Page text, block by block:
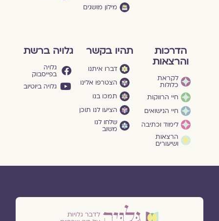
מילון מושגים
הדרכות
והרצאות
לקראת
כלולות
חיי הרווקות
חיי הנישואים
לימוד וכתיבה
הרצאות
ושיעורים
תהיו בקשר
דברו איתנו
הצטרפו אלינו
תמכו בנו
הציעו לנו תוכן
שלחו לנו
משוב
גלויה ברשת
גלויה
בפייסבוק
גלויה ביוטיוב